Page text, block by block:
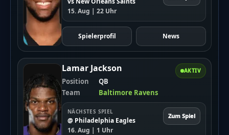
Hinweis
Die vereinfachte Version dieses Artikels wurde
künstlich erzeugt und wird stetig weiterentwickelt.
Wir freuen uns über dein Feedback .
15. Aug | 22 Uhr
Spielerprofil News
AKTIV
Lamar Jackson
Position
QB
Team
Baltimore Ravens
NÄCHSTES SPIEL
@ Philadelphia Eagles
16. Aug | 1 Uhr
Zum Spiel